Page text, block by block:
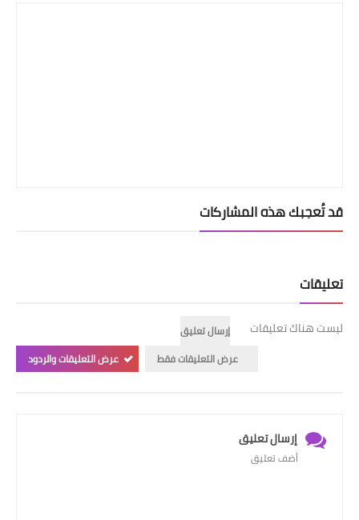
قد تُعجبك هذه المشاركات
تعليقات
ليست هناك تعليقات
إرسال تعليق
عرض التعليقات فقط
عرض التعليقات والردود
إرسال تعليق
أضف تعليق